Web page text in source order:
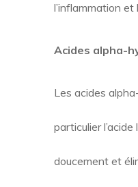
l’inflammation et
Acides alpha-
Les acides
particulier
doucement et